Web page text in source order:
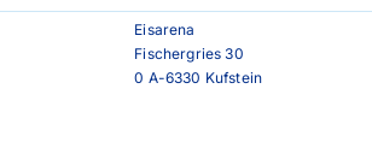
Eisarena
Fischergries 30
0 A-6330 Kufstein